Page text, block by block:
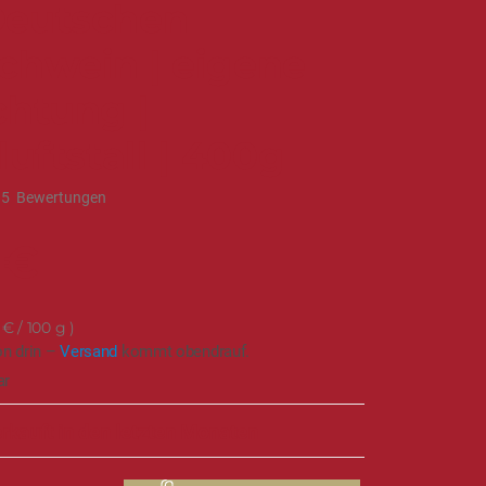
Bewertungen
€/ 100 g
drin –Versand kommt obendrauf.